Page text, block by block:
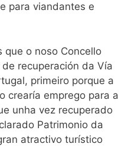
para viandantes e
que o noso Concello
recuperación da Vía
primeiro porque a
crearía emprego para a
unha vez recuperado
Patrimonio da
atractivo turístico